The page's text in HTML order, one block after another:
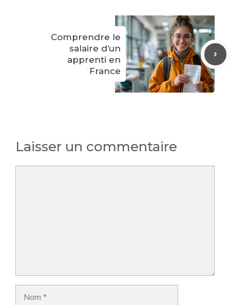
Comprendre le
salaire d’un
apprenti en
France
Laisser un commentaire